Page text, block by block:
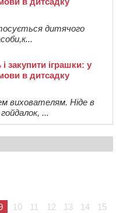
дитячого
закупити іграшки: у
в дитсадку
вихователям. Ніде в
гойдалок, ...
10 11 12 13 14
15